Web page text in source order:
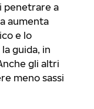
penetrare a
aumenta
e lo
guida, in
gli altri
meno sassi